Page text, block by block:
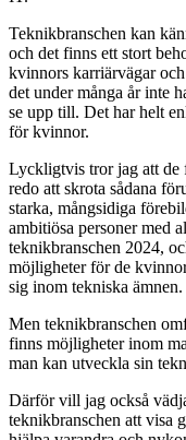
Teknikbranschen kan
och det finns ett stort
kvinnors karriärvägar
det under många år inte
se upp till. Det har helt
för kvinnor.
Lyckligtvis tror jag att de
redo att skrota sådana
starka, mångsidiga
ambitiösa personer med
teknikbranschen 2024,
möjligheter för de
sig inom tekniska ämnen.
Men teknikbranschen
finns möjligheter inom
man kan utveckla sin
Därför vill jag också
teknikbranschen att visa